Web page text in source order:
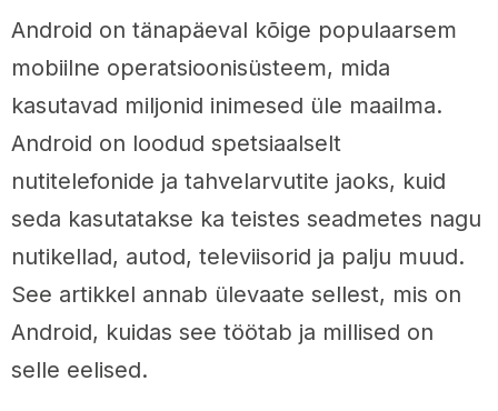
Android on tänapäeval kõige populaarsem
mobiilne operatsioonisüsteem, mida
kasutavad miljonid inimesed üle maailma.
Android on loodud spetsiaalselt
nutitelefonide ja tahvelarvutite jaoks, kuid
seda kasutatakse ka teistes seadmetes nagu
nutikellad, autod, televiisorid ja palju muud.
See artikkel annab ülevaate sellest, mis on
Android, kuidas see töötab ja millised on
selle eelised.